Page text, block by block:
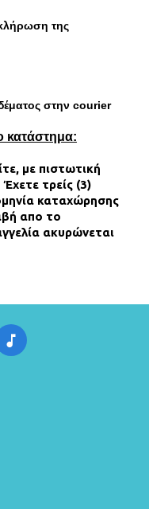
της
στην courier
κατάστημα:
με πιστωτική
τρείς (3)
καταχώρησης
απο το
ακυρώνεται